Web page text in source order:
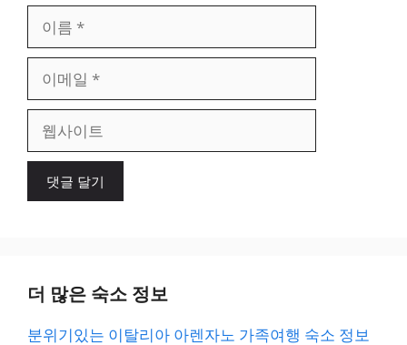
일
이
더 많은 숙소 정보
분위기있는 이탈리아 아렌자노 가족여행 숙소 정보